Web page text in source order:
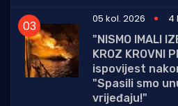
05 kol. 2026
4
"NISMO IMALI
KROZ KROVNI
ispovijest
"Spasili smo
vrijeđaju!"